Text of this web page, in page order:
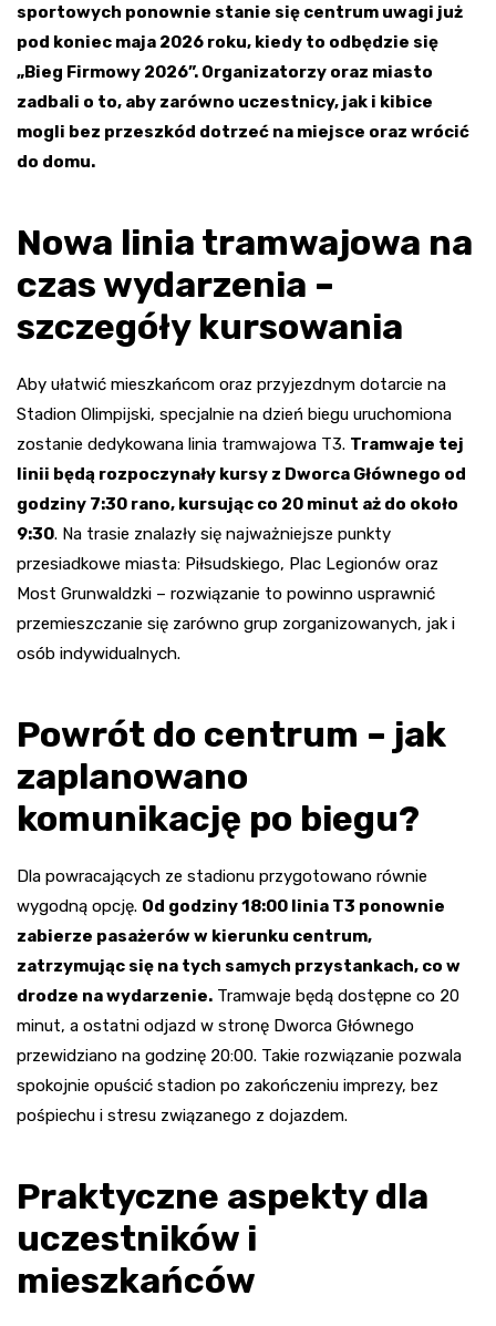
sportowych ponownie stanie się centrum uwagi już
pod koniec maja 2026 roku, kiedy to odbędzie się
„Bieg Firmowy 2026”. Organizatorzy oraz miasto
zadbali o to, aby zarówno uczestnicy, jak i kibice
mogli bez przeszkód dotrzeć na miejsce oraz wrócić
do domu.
Nowa linia tramwajowa na
czas wydarzenia –
szczegóły kursowania
Aby ułatwić mieszkańcom oraz przyjezdnym dotarcie na
Stadion Olimpijski, specjalnie na dzień biegu uruchomiona
zostanie dedykowana linia tramwajowa T3. Tramwaje tej
linii będą rozpoczynały kursy z Dworca Głównego od
godziny 7:30 rano, kursując co 20 minut aż do około
9:30. Na trasie znalazły się najważniejsze punkty
przesiadkowe miasta: Piłsudskiego, Plac Legionów oraz
Most Grunwaldzki – rozwiązanie to powinno usprawnić
przemieszczanie się zarówno grup zorganizowanych, jak i
osób indywidualnych.
Powrót do centrum – jak
zaplanowano
komunikację po biegu?
Dla powracających ze stadionu przygotowano równie
wygodną opcję. Od godziny 18:00 linia T3 ponownie
zabierze pasażerów w kierunku centrum,
zatrzymując się na tych samych przystankach, co w
drodze na wydarzenie. Tramwaje będą dostępne co 20
minut, a ostatni odjazd w stronę Dworca Głównego
przewidziano na godzinę 20:00. Takie rozwiązanie pozwala
spokojnie opuścić stadion po zakończeniu imprezy, bez
pośpiechu i stresu związanego z dojazdem.
Praktyczne aspekty dla
uczestników i
mieszkańców